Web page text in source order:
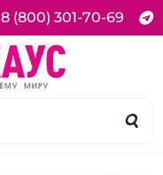
8 (800) 301-70-69